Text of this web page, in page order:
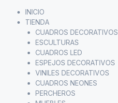
INICIO
TIENDA
CUADROS DECORATIVOS
ESCULTURAS
CUADROS LED
ESPEJOS DECORATIVOS
VINILES DECORATIVOS
CUADROS NEONES
PERCHEROS